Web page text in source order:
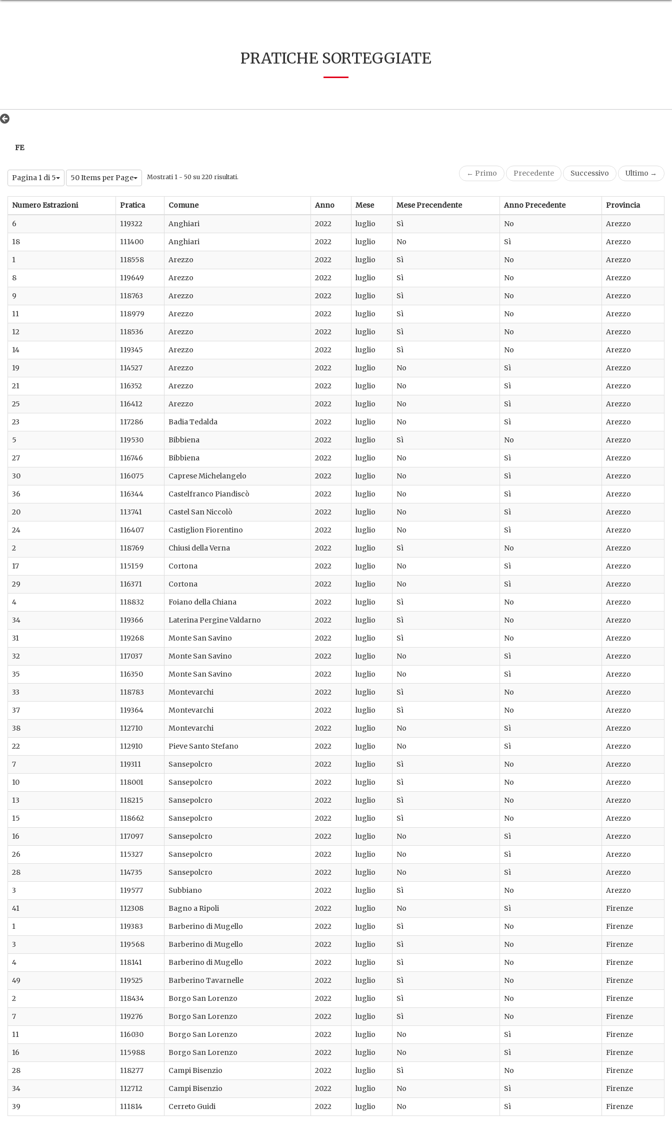
PRATICHE SORTEGGIATE
FE
Pagina 1 di 5 50 Items per Page Mostrati 1 - 50 su 220 risultati. ← Primo Precedente Successivo Ultimo →
Numero Estrazioni Pratica Comune Anno Mese Mese Precendente Anno Precedente Provincia
6 119322 Anghiari 2022 luglio Sì No
Arezzo
18
111400 Anghiari 2022 luglio No Sì
Arezzo
1
118558 Arezzo 2022 luglio Sì No
Arezzo
8
119649 Arezzo 2022 luglio Sì No
Arezzo
9
118763 Arezzo 2022 luglio Sì No
Arezzo
11
118979 Arezzo 2022 luglio Sì No
Arezzo
12
118536 Arezzo 2022 luglio Sì No
Arezzo
14
119345 Arezzo 2022 luglio Sì No
Arezzo
19
114527 Arezzo 2022 luglio No Sì
Arezzo
21
116352 Arezzo 2022 luglio No Sì
Arezzo
25
116412 Arezzo 2022 luglio No Sì
Arezzo
23
117286 Badia Tedalda 2022 luglio No Sì
Arezzo
5
119530 Bibbiena 2022 luglio Sì No
Arezzo
27
116746 Bibbiena 2022 luglio No Sì
Arezzo
30
116075 Caprese Michelangelo 2022 luglio No Sì
Arezzo
36
116344 Castelfranco Piandiscò 2022 luglio No Sì
Arezzo
20
113741 Castel San Niccolò 2022 luglio No Sì
Arezzo
24
116407 Castiglion Fiorentino 2022 luglio No Sì
Arezzo
2
118769 Chiusi della Verna 2022 luglio Sì No
Arezzo
17
115159 Cortona 2022 luglio No Sì
Arezzo
29
116371 Cortona 2022 luglio No Sì
Arezzo
4
118832 Foiano della Chiana 2022 luglio Sì No
Arezzo
34
119366 Laterina Pergine Valdarno 2022 luglio Sì No
Arezzo
31
119268 Monte San Savino 2022 luglio Sì No
Arezzo
32
117037 Monte San Savino 2022 luglio No Sì
Arezzo
35
116350 Monte San Savino 2022 luglio No Sì
Arezzo
33
118783 Montevarchi 2022 luglio Sì No
Arezzo
37
119364 Montevarchi 2022 luglio Sì No
Arezzo
38
112710 Montevarchi 2022 luglio No Sì
Arezzo
22
112910 Pieve Santo Stefano 2022 luglio No Sì
Arezzo
7
119311 Sansepolcro 2022 luglio Sì No
Arezzo
10
118001 Sansepolcro 2022 luglio Sì No
Arezzo
13
118215 Sansepolcro 2022 luglio Sì No
Arezzo
15
118662 Sansepolcro 2022 luglio Sì No
Arezzo
16
117097 Sansepolcro 2022 luglio No Sì
Arezzo
26
115327 Sansepolcro 2022 luglio No Sì
Arezzo
28
114735 Sansepolcro 2022 luglio No Sì
Arezzo
3
119577 Subbiano 2022 luglio Sì No
Arezzo
41
112308 Bagno a Ripoli 2022 luglio No Sì
Firenze
1
119383 Barberino di Mugello 2022 luglio Sì No
Firenze
3
119568 Barberino di Mugello 2022 luglio Sì No
Firenze
4
118141 Barberino di Mugello 2022 luglio Sì No
Firenze
49
119525 Barberino Tavarnelle 2022 luglio Sì No
Firenze
2
118434 Borgo San Lorenzo 2022 luglio Sì No
Firenze
7
119276 Borgo San Lorenzo 2022 luglio Sì No
Firenze
11
116030 Borgo San Lorenzo 2022 luglio No Sì
Firenze
16
115988 Borgo San Lorenzo 2022 luglio No Sì
Firenze
28
118277 Campi Bisenzio 2022 luglio Sì No
Firenze
34
112712 Campi Bisenzio 2022 luglio No Sì
Firenze
39
111814 Cerreto Guidi 2022 luglio No Sì Firenze